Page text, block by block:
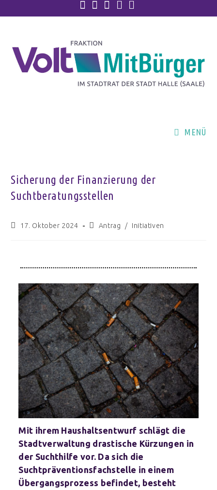
MENÜ
Sicherung der Finanzierung der
Suchtberatungsstellen
17. Oktober 2024 Antrag / Initiativen
Mit ihrem Haushaltsentwurf schlägt die
Stadtverwaltung drastische Kürzungen in
der Suchthilfe vor. Da sich die
Suchtpräventionsfachstelle in einem
Übergangsprozess befindet, besteht